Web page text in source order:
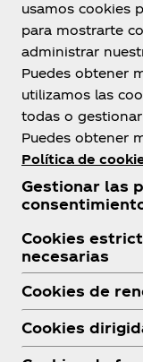
Sobre nosotros
¿Necesitas
Legal
usamos cookies
para mostrarte
administrar
Puedes obtener
utilizamos las
todas o
Puedes obtener
Política de
Gestionar las
Cookies
necesarias
Cookies de
Cookies